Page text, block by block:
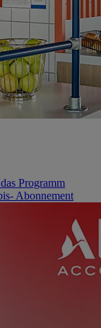
Programm
Abonnement